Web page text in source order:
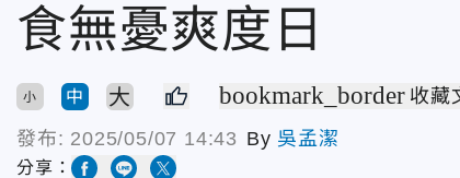
食無憂爽度日
小 中 大 bookmark_border 收藏
發布: 2025/05/07 14:43 By 吳孟潔
分享：